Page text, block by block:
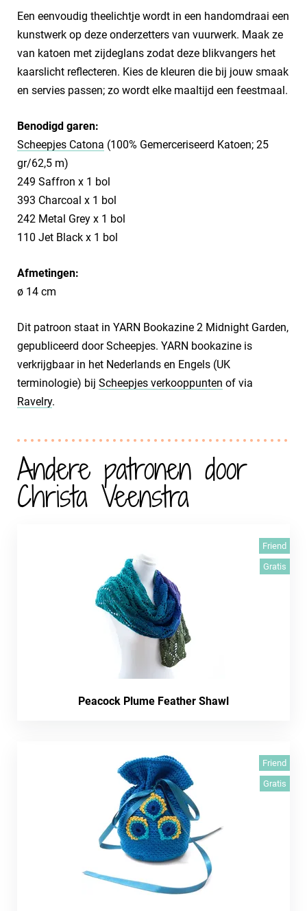
Een eenvoudig theelichtje wordt in een handomdraai een
kunstwerk op deze onderzetters van vuurwerk. Maak ze
van katoen met zijdeglans zodat deze blikvangers het
kaarslicht reflecteren. Kies de kleuren die bij jouw smaak
en servies passen; zo wordt elke maaltijd een feestmaal.
Benodigd garen:
Scheepjes Catona (100% Gemerceriseerd Katoen; 25
gr/62,5 m)
249 Saffron x 1 bol
393 Charcoal x 1 bol
242 Metal Grey x 1 bol
110 Jet Black x 1 bol
Afmetingen:
ø 14 cm
Dit patroon staat in YARN Bookazine 2 Midnight Garden,
gepubliceerd door Scheepjes. YARN bookazine is
verkrijgbaar in het Nederlands en Engels (UK
terminologie) bij Scheepjes verkooppunten of via
Ravelry.
Andere patronen door
Christa Veenstra
Friend
Gratis
Peacock Plume Feather Shawl
Friend
Gratis